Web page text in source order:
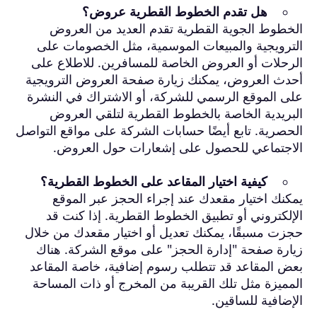
هل تقدم الخطوط القطرية عروض؟
الخطوط الجوية القطرية تقدم العديد من العروض
الترويجية والمبيعات الموسمية، مثل الخصومات على
الرحلات أو العروض الخاصة للمسافرين. للاطلاع على
أحدث العروض، يمكنك زيارة صفحة العروض الترويجية
على الموقع الرسمي للشركة، أو الاشتراك في النشرة
البريدية الخاصة بالخطوط القطرية لتلقي العروض
الحصرية. تابع أيضًا حسابات الشركة على مواقع التواصل
الاجتماعي للحصول على إشعارات حول العروض.
كيفية اختيار المقاعد على الخطوط القطرية؟
يمكنك اختيار مقعدك عند إجراء الحجز عبر الموقع
الإلكتروني أو تطبيق الخطوط القطرية. إذا كنت قد
حجزت مسبقًا، يمكنك تعديل أو اختيار مقعدك من خلال
زيارة صفحة "إدارة الحجز" على موقع الشركة. هناك
بعض المقاعد قد تتطلب رسوم إضافية، خاصة المقاعد
المميزة مثل تلك القريبة من المخرج أو ذات المساحة
الإضافية للساقين.